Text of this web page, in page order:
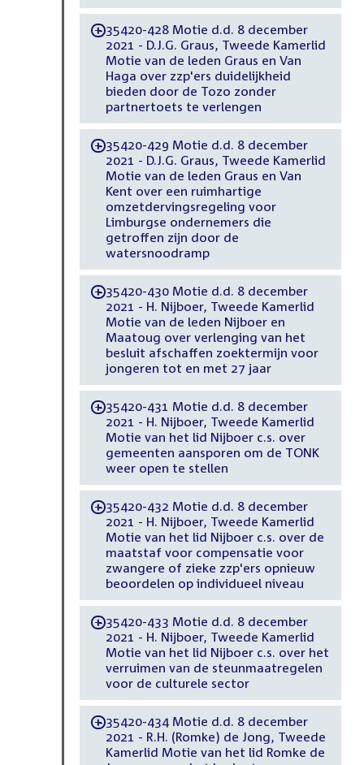
-35420-428 Motie d.d. 8 december
2021 - D.J.G. Graus, Tweede Kamerlid
Motie van de leden Graus en Van
Haga over zzp'ers duidelijkheid
bieden door de Tozo zonder
partnertoets te verlengen
-35420-429 Motie d.d. 8 december
2021 - D.J.G. Graus, Tweede Kamerlid
Motie van de leden Graus en Van
Kent over een ruimhartige
omzetdervingsregeling voor
Limburgse ondernemers die
getroffen zijn door de
watersnoodramp
-35420-430 Motie d.d. 8 december
2021 - H. Nijboer, Tweede Kamerlid
Motie van de leden Nijboer en
Maatoug over verlenging van het
besluit afschaffen zoektermijn voor
jongeren tot en met 27 jaar
-35420-431 Motie d.d. 8 december
2021 - H. Nijboer, Tweede Kamerlid
Motie van het lid Nijboer c.s. over
gemeenten aansporen om de TONK
weer open te stellen
-35420-432 Motie d.d. 8 december
2021 - H. Nijboer, Tweede Kamerlid
Motie van het lid Nijboer c.s. over de
maatstaf voor compensatie voor
zwangere of zieke zzp'ers opnieuw
beoordelen op individueel niveau
-35420-433 Motie d.d. 8 december
2021 - H. Nijboer, Tweede Kamerlid
Motie van het lid Nijboer c.s. over het
verruimen van de steunmaatregelen
voor de culturele sector
-35420-434 Motie d.d. 8 december
2021 - R.H. (Romke) de Jong, Tweede
Kamerlid Motie van het lid Romke de